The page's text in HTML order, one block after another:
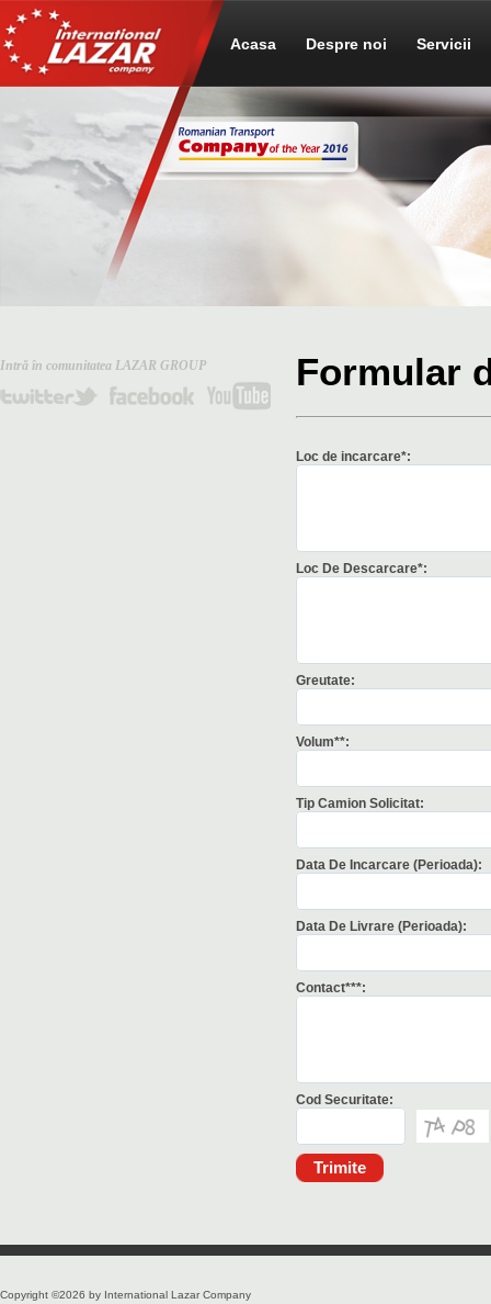
Acasa Despre noi Servicii
Intră în comunitatea LAZAR GROUP Formular
Loc de incarcare*:
Loc De Descarcare*:
Greutate:
Volum**:
Tip Camion Solicitat:
Data De Incarcare (perioada):
Data De Livrare (perioada):
Contact***:
Cod Securitate:
Copyright ©2026 by International Lazar Company